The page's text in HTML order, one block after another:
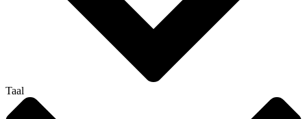
Taal